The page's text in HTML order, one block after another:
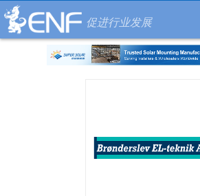
促进行业发展